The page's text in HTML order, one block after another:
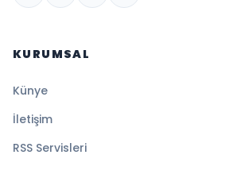
KURUMSAL
Künye
İletişim
RSS Servisleri